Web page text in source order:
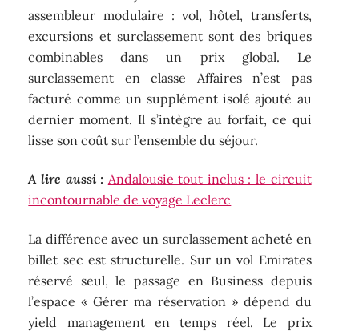
assembleur modulaire : vol, hôtel, transferts,
excursions et surclassement sont des briques
combinables dans un prix global. Le
surclassement en classe Affaires n’est pas
facturé comme un supplément isolé ajouté au
dernier moment. Il s’intègre au forfait, ce qui
lisse son coût sur l’ensemble du séjour.
A lire aussi : Andalousie tout inclus : le circuit
incontournable de voyage Leclerc
La différence avec un surclassement acheté en
billet sec est structurelle. Sur un vol Emirates
réservé seul, le passage en Business depuis
l’espace « Gérer ma réservation » dépend du
yield management en temps réel. Le prix